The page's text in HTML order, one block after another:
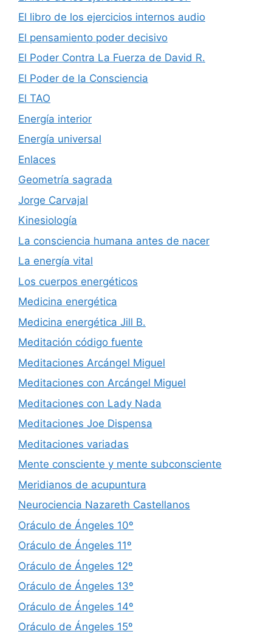
El libro de los ejercicios internos audio
El pensamiento poder decisivo
El Poder Contra La Fuerza de David R.
El Poder de la Consciencia
El TAO
Energía interior
Energía universal
Enlaces
Geometría sagrada
Jorge Carvajal
Kinesiología
La consciencia humana antes de nacer
La energía vital
Los cuerpos energéticos
Medicina energética
Medicina energética Jill B.
Meditación código fuente
Meditaciones Arcángel Miguel
Meditaciones con Arcángel Miguel
Meditaciones con Lady Nada
Meditaciones Joe Dispensa
Meditaciones variadas
Mente consciente y mente subconsciente
Meridianos de acupuntura
Neurociencia Nazareth Castellanos
Oráculo de Ángeles 10º
Oráculo de Ángeles 11º
Oráculo de Ángeles 12º
Oráculo de Ángeles 13º
Oráculo de Ángeles 14º
Oráculo de Ángeles 15º